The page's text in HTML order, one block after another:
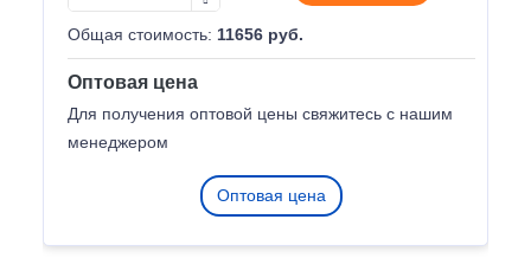
Общая стоимость: 11656 руб.
Оптовая цена
Для получения оптовой цены свяжитесь с нашим
менеджером
Оптовая цена